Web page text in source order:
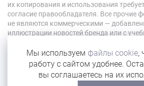
их копирования и использования
согласие правообладателя. Все прочие
не являются коммерческими —
иллюстрации новостей бренда или с
© 2026 «Роскошь»
Мы используем файлы cookie,
работу с сайтом удобнее.
вы соглашаетесь на их